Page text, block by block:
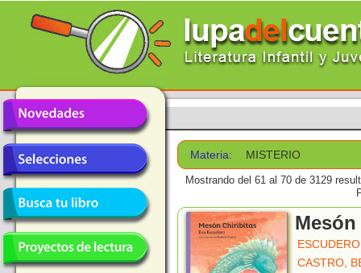
Materia: MISTERIO
Mostrando del 61 al 70 de 3129
CASTRO,